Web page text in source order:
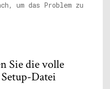
um das Problem zu
Sie die volle
Datei